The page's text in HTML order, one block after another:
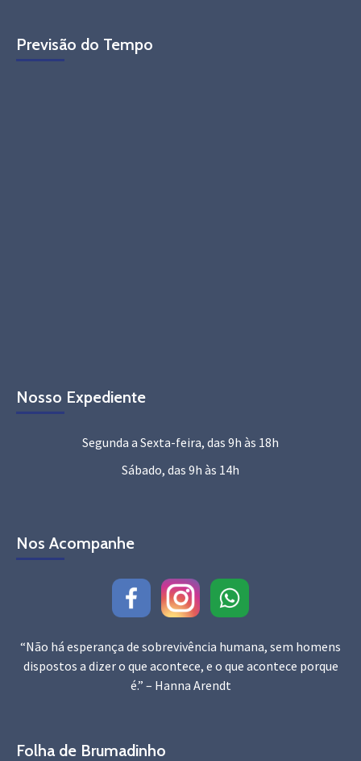
Previsão do Tempo
Nosso Expediente
Segunda a Sexta-feira, das 9h às 18h
Sábado, das 9h às 14h
Nos Acompanhe
“Não há esperança de sobrevivência humana, sem homens
dispostos a dizer o que acontece, e o que acontece porque
é.” – Hanna Arendt
Folha de Brumadinho